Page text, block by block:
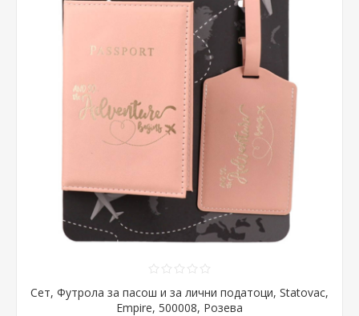
Сет, Футрола за пасош и за лични податоци, Statovac,
Empire, 500008, Розева